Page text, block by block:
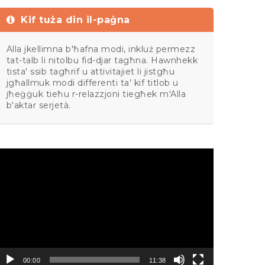
Kif tuża din il-paġna
Alla jkellimna b'ħafna modi, inkluż permezz
tat-talb li nitolbu fid-djar tagħna. Hawnhekk
tista' ssib tagħrif u attivitajiet li jistgħu
jgħallmuk modi differenti ta' kif titlob u
jħeġġuk tieħu r-relazzjoni tiegħek m'Alla
b'aktar serjetà.
00:00 11:38